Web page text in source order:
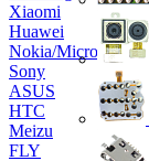
Xiaomi
Huawei
Nokia/Microsoft
Sony
ASUS
HTC
Meizu
FLY